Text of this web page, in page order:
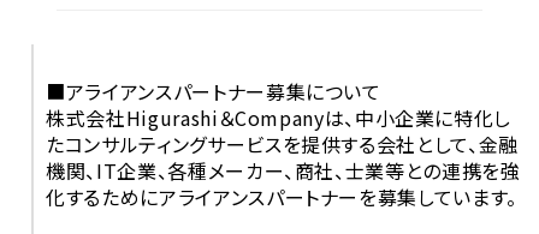
■アライアンスパートナー募集について
株式会社Higurashi＆Companyは、中小企業に特化し
たコンサルティングサービスを提供する会社として、金融
機関、IT企業、各種メーカー、商社、士業等との連携を強
化するためにアライアンスパートナーを募集しています。